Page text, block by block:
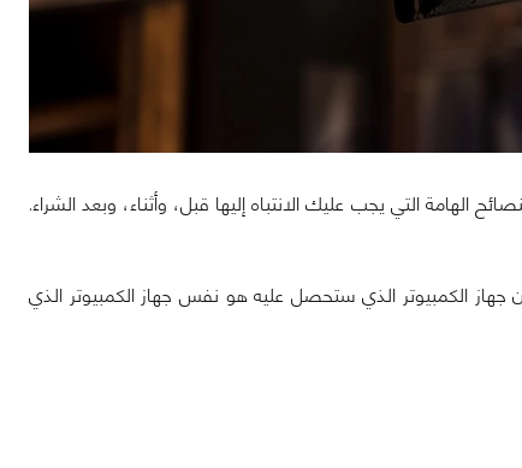
التي يجب عليك الانتباه إليها قبل، وأثناء، وبعد الشراء.
الكمبيوتر الذي ستحصل عليه هو نفس جهاز الكمبيوتر الذي